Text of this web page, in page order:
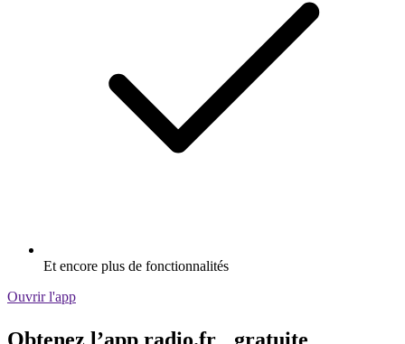
Et encore plus de fonctionnalités
Ouvrir l'app